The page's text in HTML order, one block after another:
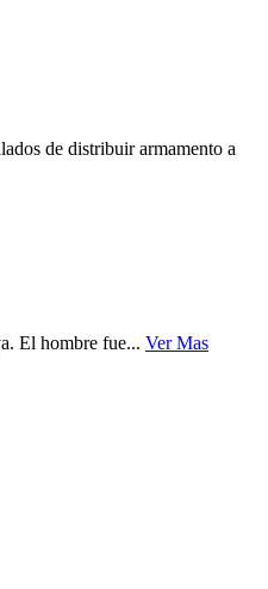
de distribuir armamento a
El hombre fue... Ver Mas